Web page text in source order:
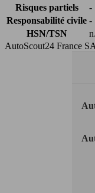
Risques partiels
-
Responsabilité civile -
HSN/TSN
AutoScout24 France